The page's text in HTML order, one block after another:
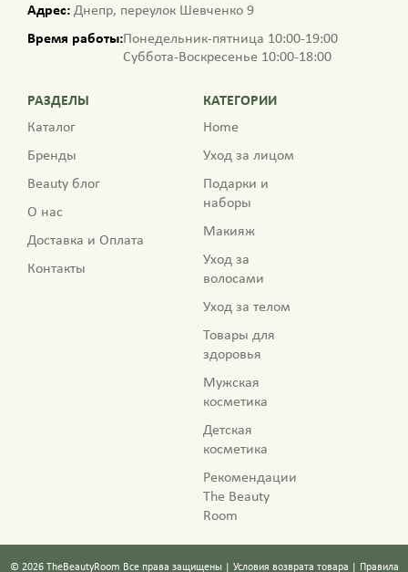
Адрес: Днепр, переулок Шевченко 9
Время работы:Понедельник-пятница 10:00-19:00
Суббота-Воскресенье 10:00-18:00
РАЗДЕЛЫ
Каталог
Бренды
Beauty блог
О нас
Доставка и Оплата
Контакты
КАТЕГОРИИ
Home
Уход за лицом
Подарки и
наборы
Макияж
Уход за
волосами
Уход за телом
Товары для
здоровья
Мужская
косметика
Детская
косметика
Рекомендации
The Beauty
Room
© 2026 TheBeautyRoom Все права защищены | Условия возврата товара Правила